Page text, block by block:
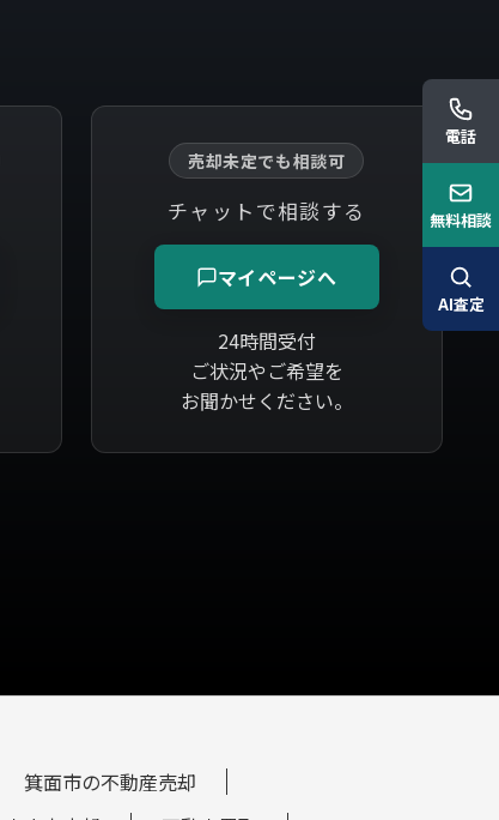
売却未定でも相談可
チャットで相談する
マイページへ
24時間受付
ご状況やご希望を
お聞かせください。
箕面市の不動産売却
電話
無料相談
AI査定